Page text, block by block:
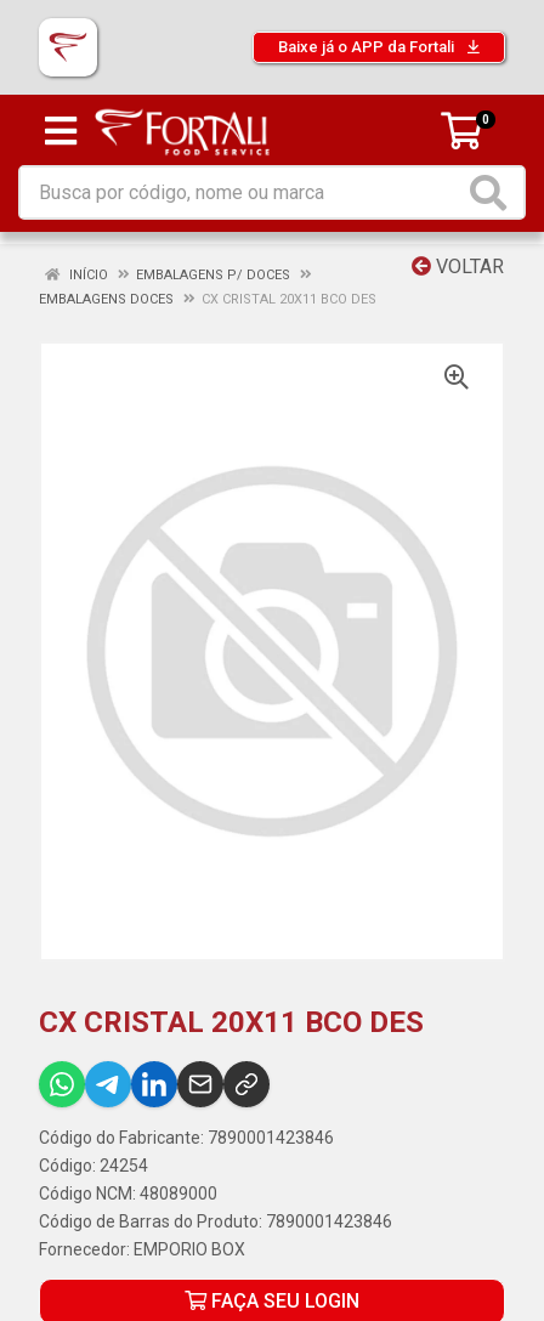
Baixe já o APP da Fortali
0
VOLTAR
INÍCIO
EMBALAGENS P/ DOCES
EMBALAGENS DOCES
CX CRISTAL 20X11 BCO DES
CX CRISTAL 20X11 BCO DES
Código do Fabricante: 7890001423846
Código: 24254
Código NCM: 48089000
Código de Barras do Produto: 7890001423846
Fornecedor: EMPORIO BOX
FAÇA SEU LOGIN